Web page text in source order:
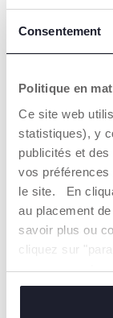
Consentement
Politique en
Ce site web
statistiques), y
publicités et
vos préférences
le site. En
au placement
savoir plus ou
cliquez sur
vous consentez
techniques, qui
100%
Plus
et facile à